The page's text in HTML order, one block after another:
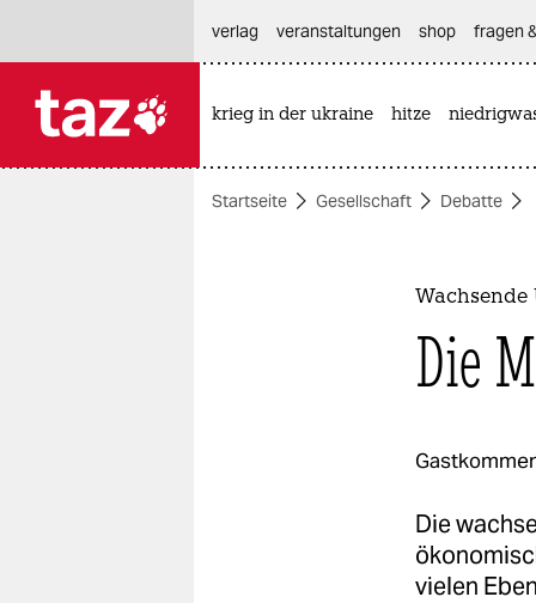
themen
verlag
veranstaltungen shop fragen
krieg in der ukraine hitze
Startseite Gesellschaft Debatte
Die
Die
vielen